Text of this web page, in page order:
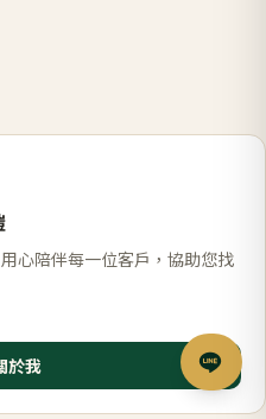
心陪伴每一位客戶，協助您找
於我